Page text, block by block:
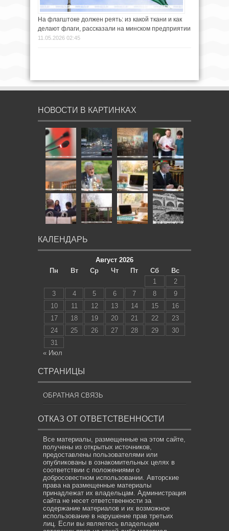
На флагштоке должен реять: из какой ткани и как
делают флаги, рассказали на минском предприятии
11.05.2026 02:45
НОВОСТИ В КАРТИНКАХ
КАЛЕНДАРЬ
Август 2026
Пн
Вт Ср Чт Пт Сб
Вс
1
2
3
4 5 6 7 8
9
10
11 12 13 14 15
16
17
18 19 20 21 22
23
24
25 26 27 28 29
30
31
« Июл
СТРАНИЦЫ
ОБРАТНАЯ СВЯЗЬ
ОТКАЗ ОТ ОТВЕТСТВЕННОСТИ
Все материалы, размещенные на этом сайте,
получены из открытых источников,
предоставлены пользователями или
опубликованы в ознакомительных целях в
соответствии с положениями о
добросовестном использовании. Авторские
права на размещенные материалы
принадлежат их владельцам. Администрация
сайта не несет ответственности за
содержание материалов и их возможное
использование в нарушение прав третьих
лиц. Если вы являетесь владельцем